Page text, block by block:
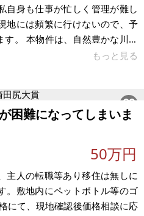
自身も仕事が忙しく管理が難し
地には頻繁に行けないので、予
な川沿
美しい風景や満天の星空を楽し
ノーボードが楽しめます。雪の
は平坦で除雪機も付属してお
した敷地では、バーベキューな
きます
もっと見る
困難になってしまいま
50万円
主人の転職等あり移住は無しに
。敷地内にペットボトル等のゴ